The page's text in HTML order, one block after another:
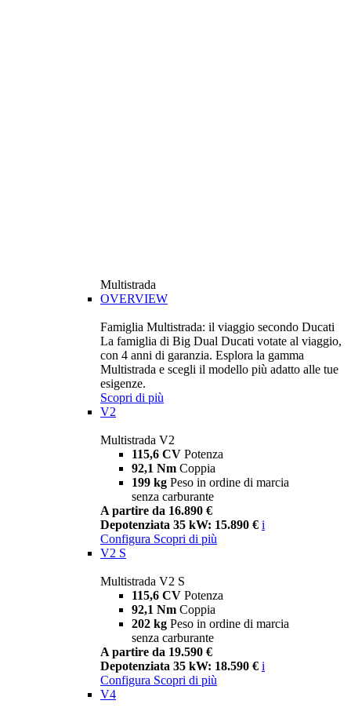
Multistrada
OVERVIEW
Famiglia Multistrada: il viaggio secondo Ducati
La famiglia di Big Dual Ducati votate al viaggio,
con 4 anni di garanzia. Esplora la gamma
Multistrada e scegli il modello più adatto alle tue
esigenze.
Scopri di più
V2
Multistrada V2
115,6 CV Potenza
92,1 Nm Coppia
199 kg Peso in ordine di marcia
senza carburante
A partire da 16.890 €
Depotenziata 35 kW: 15.890 € i
Configura Scopri di più
V2 S
Multistrada V2 S
115,6 CV Potenza
92,1 Nm Coppia
202 kg Peso in ordine di marcia
senza carburante
A partire da 19.590 €
Depotenziata 35 kW: 18.590 € i
Configura Scopri di più
V4